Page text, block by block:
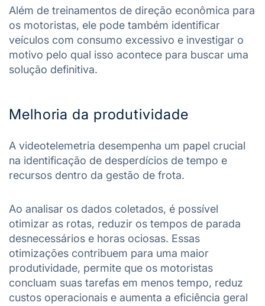
Além de treinamentos de direção econômica para
os motoristas, ele pode também identificar
veículos com consumo excessivo e investigar o
motivo pelo qual isso acontece para buscar uma
solução definitiva.
Melhoria da produtividade
A videotelemetria desempenha um papel crucial
na identificação de desperdícios de tempo e
recursos dentro da gestão de frota.
Ao analisar os dados coletados, é possível
otimizar as rotas, reduzir os tempos de parada
desnecessários e horas ociosas. Essas
otimizações contribuem para uma maior
produtividade, permite que os motoristas
concluam suas tarefas em menos tempo, reduz
custos operacionais e aumenta a eficiência geral